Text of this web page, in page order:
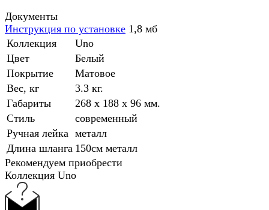
Документы
Инструкция по установке 1,8 мб
Коллекция
Uno
Цвет
Белый
Покрытие
Матовое
Вес, кг
3.3 кг.
Габариты
268 x 188 x 96 мм.
Стиль
современный
Ручная лейка металл
Длина шланга 150см металл
Рекомендуем приобрести
Коллекция Uno